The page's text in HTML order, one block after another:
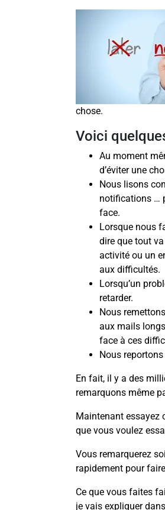
chose.
Voici
Au moment
d’éviter une
Nous lisons
notifications …
face.
Lorsque nous
dire que tout
activité ou un
aux difficultés.
Lorsqu’un
retarder.
Nous
aux mails
face à ces
Nous
En fait, il y a des
remarquons même
Maintenant essayez
que vous voulez
Vous remarquerez
rapidement pour
Ce que vous faites
je vais expliquer